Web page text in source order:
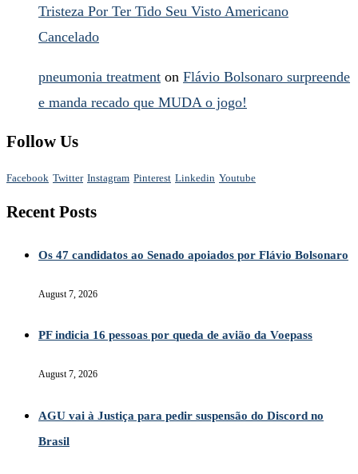
Tristeza Por Ter Tido Seu Visto Americano
Cancelado
pneumonia treatment on Flávio Bolsonaro surpreende
e manda recado que MUDA o jogo!
Follow Us
Facebook Twitter Instagram Pinterest Linkedin Youtube
Recent Posts
Os 47 candidatos ao Senado apoiados por Flávio Bolsonaro
August 7, 2026
PF indicia 16 pessoas por queda de avião da Voepass
August 7, 2026
AGU vai à Justiça para pedir suspensão do Discord no
Brasil